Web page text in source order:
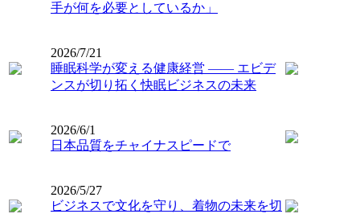
手が何を必要としているか」
2026/7/21
睡眠科学が変える健康経営 ―― エビデ
ンスが切り拓く快眠ビジネスの未来
2026/6/1
日本品質をチャイナスピードで
2026/5/27
ビジネスで文化を守り、着物の未来を切